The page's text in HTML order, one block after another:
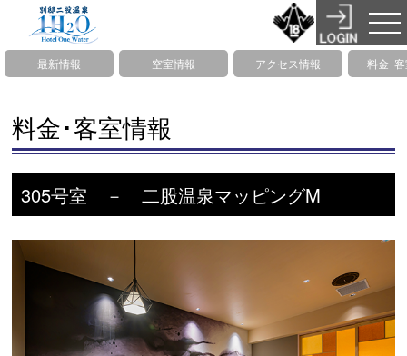
最新情報 空室情報 アクセス情報 料金･
料金･客室情報
305号室 － 二股温泉マッピングM